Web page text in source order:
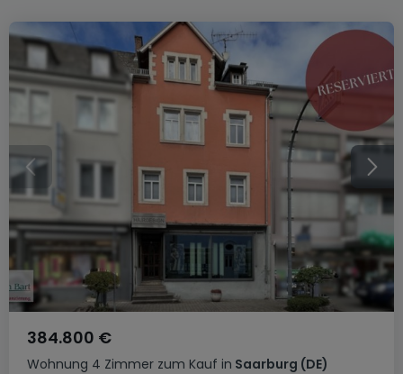
Wohnung 4 Zimmer zum Kauf in Saarburg (DE)
384.800 €